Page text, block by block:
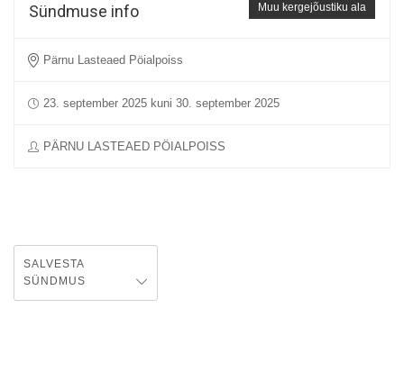
Muu kergejõustiku ala
Sündmuse info
Pärnu Lasteaed Pöialpoiss
23. september 2025 kuni 30. september 2025
PÄRNU LASTEAED PÖIALPOISS
SALVESTA
SÜNDMUS